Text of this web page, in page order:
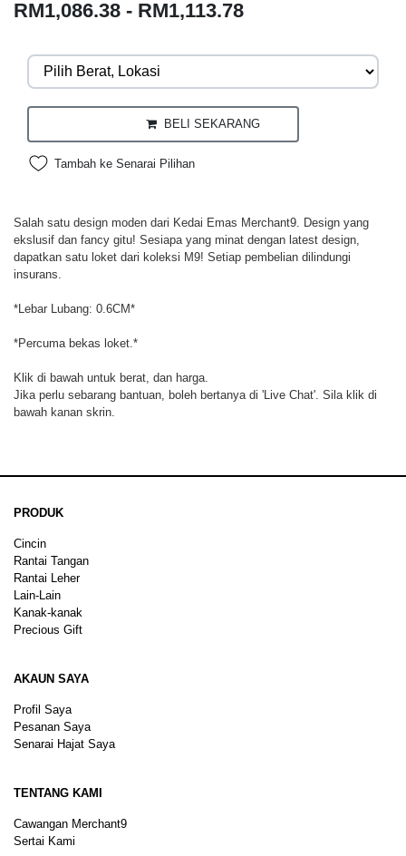
RM1,086.38 - RM1,113.78
BELI SEKARANG
Tambah ke Senarai Pilihan
Salah satu design moden dari Kedai Emas Merchant9. Design yang
ekslusif dan fancy gitu! Sesiapa yang minat dengan latest design,
dapatkan satu loket dari koleksi M9! Setiap pembelian dilindungi
insurans.
*Lebar Lubang: 0.6CM*
*Percuma bekas loket.*
Klik di bawah untuk berat, dan harga.
Jika perlu sebarang bantuan, boleh bertanya di 'Live Chat'. Sila klik di
bawah kanan skrin.
PRODUK
Cincin
Rantai Tangan
Rantai Leher
Lain-Lain
Kanak-kanak
Precious Gift
AKAUN SAYA
Profil Saya
Pesanan Saya
Senarai Hajat Saya
TENTANG KAMI
Cawangan Merchant9
Sertai Kami